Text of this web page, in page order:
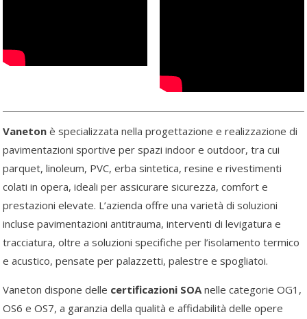
Vaneton è specializzata nella progettazione e realizzazione di
pavimentazioni sportive per spazi indoor e outdoor, tra cui
parquet, linoleum, PVC, erba sintetica, resine e rivestimenti
colati in opera, ideali per assicurare sicurezza, comfort e
prestazioni elevate. L’azienda offre una varietà di soluzioni
incluse pavimentazioni antitrauma, interventi di levigatura e
tracciatura, oltre a soluzioni specifiche per l’isolamento termico
e acustico, pensate per palazzetti, palestre e spogliatoi.
Vaneton dispone delle certificazioni SOAnelle categorie OG1,
OS6 e OS7, a garanzia della qualità e affidabilità delle opere